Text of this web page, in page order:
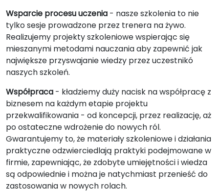
Wsparcie procesu uczenia - nasze szkolenia to nie
tylko sesje prowadzone przez trenera na żywo.
Realizujemy projekty szkoleniowe wspierając się
mieszanymi metodami nauczania aby zapewnić jak
największe przyswajanie wiedzy przez uczestnikó
naszych szkoleń.
Współpraca - kładziemy duży nacisk na współpracę z
biznesem na każdym etapie projektu
przekwalifikowania - od koncepcji, przez realizację, aż
po ostateczne wdrożenie do nowych ról.
Gwarantujemy to, że materiały szkoleniowe i działania
praktyczne odzwierciedlają praktyki podejmowane w
firmie, zapewniając, że zdobyte umiejętności i wiedza
są odpowiednie i można je natychmiast przenieść do
zastosowania w nowych rolach.